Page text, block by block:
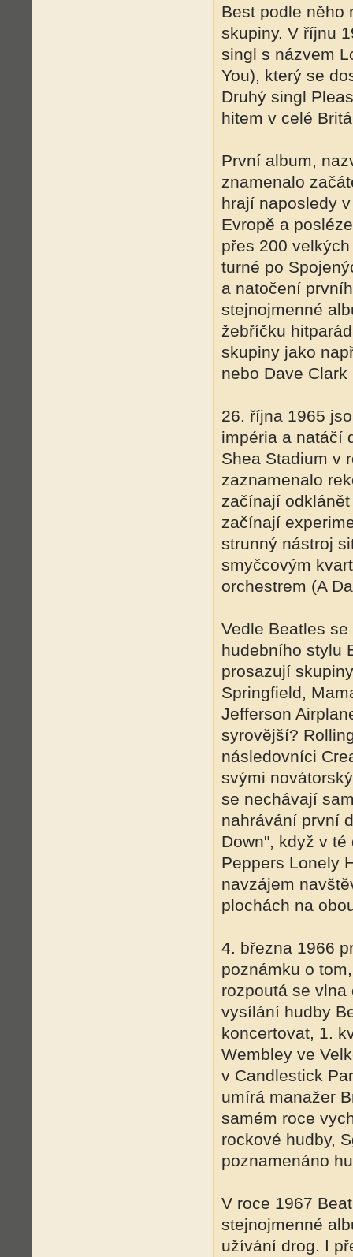
Best podle něho
skupiny. V říjnu
singl s názvem
You), který se
Druhý singl
hitem v celé
První album,
znamenalo
hrají naposledy
Evropě a
přes 200
turné po
a natočení
stejnojmenné
žebříčku
skupiny jako
nebo Dave Clark
26. října 1965
impéria a natáčí
Shea Stadium v
zaznamenalo
začínají
začínají
strunný nástroj
smyčcovým
orchestrem (A
Vedle Beatles
hudebního stylu
prosazují
Springfield,
Jefferson
syrovější?
následovníci
svými
se nechávají
nahrávání první
Down", když v
Peppers Lonely
navzájem
plochách na
4. března 1966
poznámku o
rozpoutá se
vysílání hudby
koncertovat, 1.
Wembley ve
v Candlestick
umírá manažer
samém roce
rockové hudby,
poznamenáno
V roce 1967
stejnojmenné
užívání drog. I